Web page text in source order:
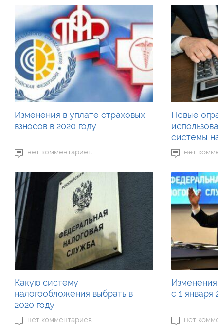
Изменения в уплате страховых
взносов в 2020 году
нет комментариев
Новые
системы
нет
Какую систему
налогообложения выбрать в
2020 году
нет комментариев
с 1 января
нет